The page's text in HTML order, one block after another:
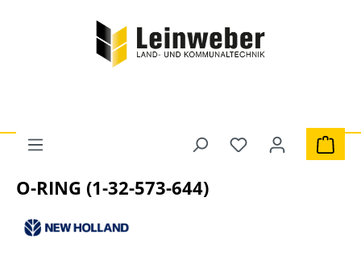
Zum Hauptinhalt springen
Du hast 0 Produkte
Traktoren
O-RING (1-32-573-644)